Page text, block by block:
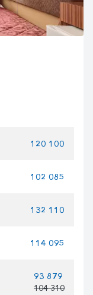
120 100
102 085
132 110
114 095
93 879
104 310